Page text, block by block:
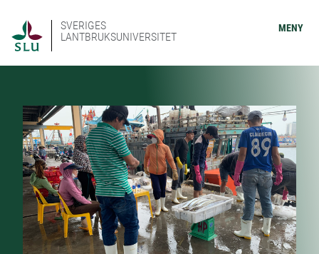
SVERIGES
LANTBRUKSUNIVERSITET
MENY